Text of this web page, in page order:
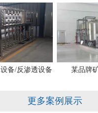
备/反渗透设备 某品牌
更多案例展示